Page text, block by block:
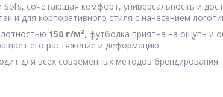
сочетающая комфорт, универсальность и
и для корпоративного стиля с нанесением
150 г/м², футболка приятна на ощупь и
его растяжение и деформацию.
для всех современных методов брендирования: